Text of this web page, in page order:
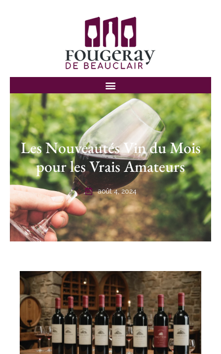
Les Nouveautés Vin du Mois
pour les Vrais Amateurs
août 4, 2024